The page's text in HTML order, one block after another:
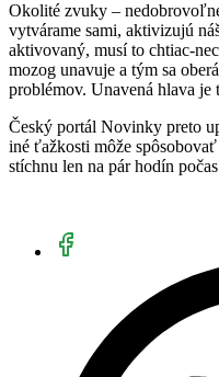
Okolité zvuky –
vytvárame sami, aktivizujú
aktivovaný, musí to chtiac-
mozog unavuje a tým sa
problémov. Unavená hlava je
Český portál Novinky preto
iné ťažkosti môže
stíchnu len na pár hodín